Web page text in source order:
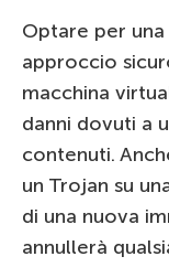
Optare per
approccio
macchina
danni dovuti a
contenuti.
un Trojan su
di una nuova
annullerà